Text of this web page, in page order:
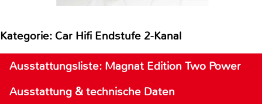
Kategorie: Car Hifi Endstufe 2-Kanal
Ausstattungsliste: Magnat Edition Two Power
Ausstattung & technische Daten